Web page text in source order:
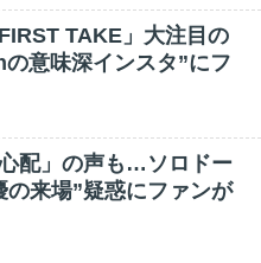
TAKE」大注目の
意味深インスタ”にフ
配」の声も…ソロドー
来場”疑惑にファンが